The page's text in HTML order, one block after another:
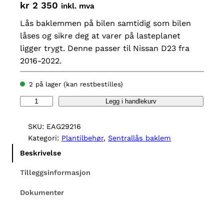
kr 2 350 inkl. mva
Lås baklemmen på bilen samtidig som bilen
låses og sikre deg at varer på lasteplanet
ligger trygt. Denne passer til Nissan D23 fra
2016-2022.
2 på lager (kan restbestilles)
l
å
Legg i handlekurv
SKU: EAG29216
Kategori: Plantilbehør, Sentrallås baklem
Beskrivelse
Tilleggsinformasjon
Dokumenter